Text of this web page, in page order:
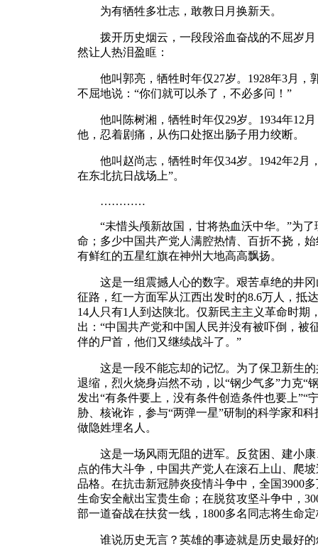
为有牺牲多壮志，敢教日月换新天。
拨开历史烟云，一段段浴血奋战的不屈岁月
然让人热泪盈眶：
他叫郭亮，牺牲时年仅27岁。1928年3月，
不屈地说：“你们就可以杀了，不必多问！”
他叫陈树湘，牺牲时年仅29岁。1934年12月
他，忍着剧痛，从伤口处抠出肠子用力绞断。
他叫赵尚志，牺牲时年仅34岁。1942年2月
在东北抗日战场上”。
…………
“未惜头颅新故国，甘将热血沃中华。”为了
命；多少中国共产党人满腔热情、百折不挠，
有鲜红的五星红旗在神州大地高高飘扬。
这是一组震撼人心的数字。艰苦卓绝的井冈
征路，红一方面军从江西出发时的8.6万人，抵
14人只有1人到达陕北。仅新民主主义革命时
出：“中国共产党和中国人民并没有被吓倒，
伴的尸首，他们又继续战斗了。”
这是一段不能忘却的记忆。为了保卫新生的
退缩，烈火烧身岿然不动，以“钢少气多”力克“
发出“有条件要上，没有条件创造条件也要上”“
胁、核讹诈，参与“两弹一星”研制的科学家和
做隐姓埋名人。
这是一场风雨无阻的进军。反贫困、建小康
点的伟大斗争，中国共产党人在滚石上山、爬
品格。在抗击新冠肺炎疫情斗争中，全国3900
生命安全献出宝贵生命；在脱贫攻坚斗争中，
部一道奋战在扶贫一线，1800多名同志将生命
谁说历史无言？英雄的事迹就是历史最好的